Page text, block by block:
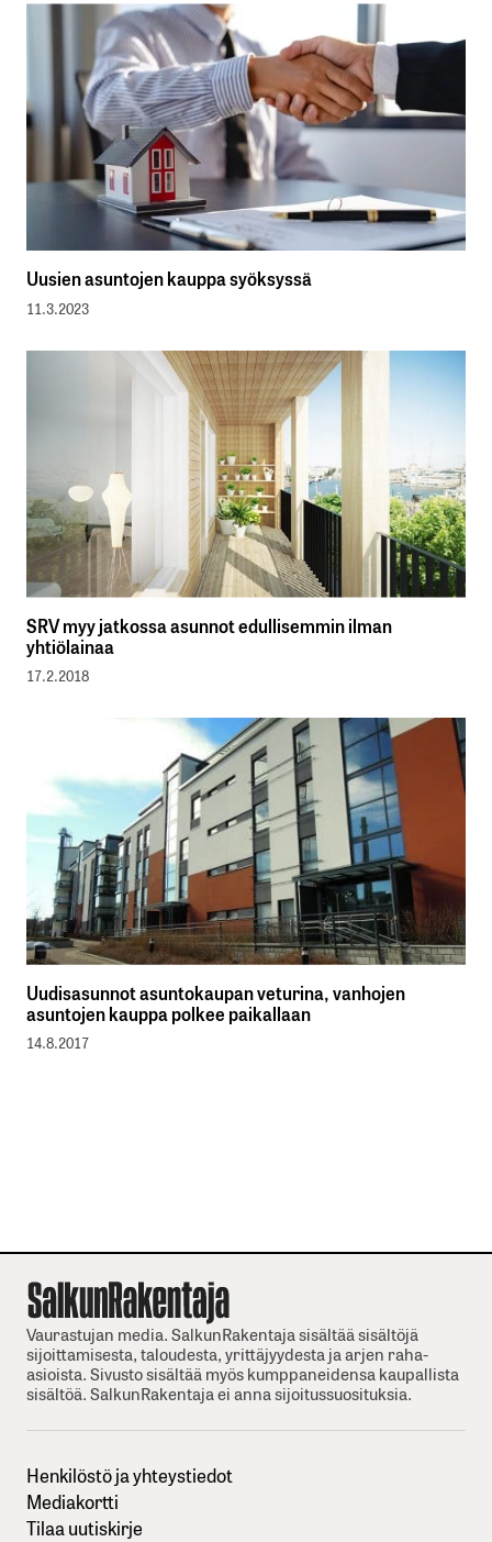
Uusien asuntojen kauppa syöksyssä
11.3.2023
SRV myy jatkossa asunnot edullisemmin ilman
yhtiölainaa
17.2.2018
Uudisasunnot asuntokaupan veturina, vanhojen
asuntojen kauppa polkee paikallaan
14.8.2017
Vaurastujan media. SalkunRakentaja sisältää sisältöjä
sijoittamisesta, taloudesta, yrittäjyydesta ja arjen raha-
asioista. Sivusto sisältää myös kumppaneidensa kaupallista
sisältöä. SalkunRakentaja ei anna sijoitussuosituksia.
Henkilöstö ja yhteystiedot
Mediakortti
Tilaa uutiskirje